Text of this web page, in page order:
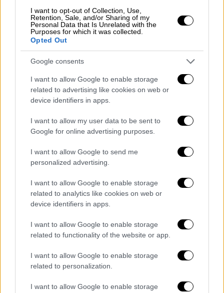
I want to opt-out of Collection, Use,
Retention, Sale, and/or Sharing of my
Personal Data that Is Unrelated with the
Purposes for which it was collected.
Opted Out
Google consents
I want to allow Google to enable storage
related to advertising like cookies on web or
device identifiers in apps.
I want to allow my user data to be sent to
Google for online advertising purposes.
I want to allow Google to send me
personalized advertising.
I want to allow Google to enable storage
related to analytics like cookies on web or
device identifiers in apps.
I want to allow Google to enable storage
related to functionality of the website or app.
I want to allow Google to enable storage
related to personalization.
I want to allow Google to enable storage
ΕΝΦΙΑ: Ανοίγει η πλατφόρμα για
δήλωση ακινήτων στο Ε9
Ελλάδα|22.01.2022 16:19
«Σιβηρία» του Νότου η χώρα μετά την
ψυχρή εισβολή της κακοκαιρίας
«Ελπίδα»
Υγεία|22.01.2022 15:34
Δραματική αύξηση έως και 60% σε
αντικαταθλιπτικά και κοκαΐνη στην
Αττική - Τι έδειξε μελέτη του ΕΚΠΑ
Ελλάδα|22.01.2022 15:26
Νέος Κόσμος: Ανατριχιαστικό
ξυλοδαρμό 19χρονης από το
σύντροφό της
Κόσμος|22.01.2022 15:13
Με το δάχτυλο στη σκανδάλη στα